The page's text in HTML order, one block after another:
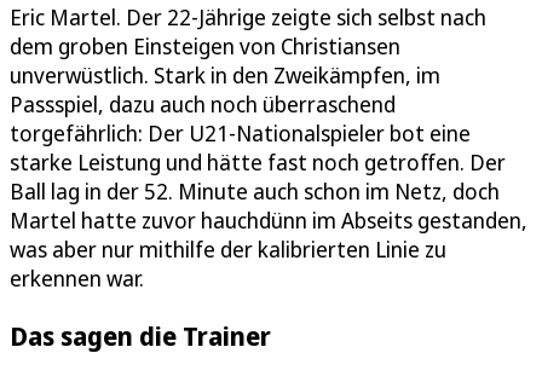
Eric Martel. Der 22-Jährige zeigte sich selbst nach
dem groben Einsteigen von Christiansen
unverwüstlich. Stark in den Zweikämpfen, im
Passspiel, dazu auch noch überraschend
torgefährlich: Der U21-Nationalspieler bot eine
starke Leistung und hätte fast noch getroffen. Der
Ball lag in der 52. Minute auch schon im Netz, doch
Martel hatte zuvor hauchdünn im Abseits gestanden,
was aber nur mithilfe der kalibrierten Linie zu
erkennen war.
Das sagen die Trainer